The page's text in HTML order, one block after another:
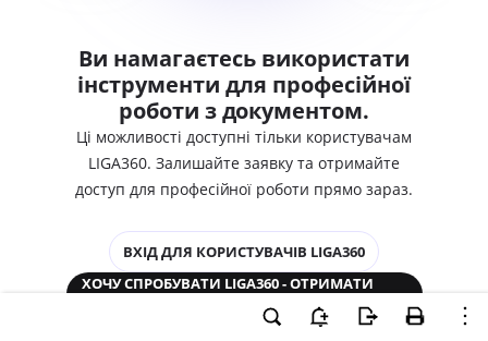
Ви намагаєтесь використати
інструменти для професійної
роботи з документом.
Ці можливості доступні тільки користувачам
LIGA360. Залишайте заявку та отримайте
доступ для професійної роботи прямо зараз.
ВХІД ДЛЯ КОРИСТУВАЧІВ LIGA360
ХОЧУ СПРОБУВАТИ LIGA360 - ОТРИМАТИ